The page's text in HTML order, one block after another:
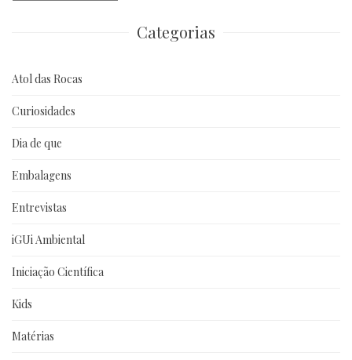
Categorias
Atol das Rocas
Curiosidades
Dia de que
Embalagens
Entrevistas
iGUi Ambiental
Iniciação Científica
Kids
Matérias